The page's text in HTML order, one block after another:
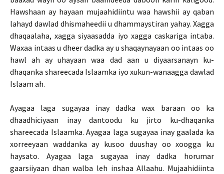
Hawshaan ay hayaan mujaahidiintu waa hawshii ay qaban
lahayd dawlad dhismaheedii u dhammaystiran yahay. Xagga
dhaqaalaha, xagga siyaasadda iyo xagga caskariga intaba.
Waxaa intaas u dheer dadka ay u shaqaynayaan oo intaas oo
hawl ah ay uhayaan waa dad aan u diyaarsanayn ku-
dhaqanka shareecada Islaamka iyo xukun-wanaagga dawlad
Islaam ah.
Ayagaa laga sugayaa inay dadka wax baraan oo ka
dhaadhiciyaan inay dantoodu ku jirto ku-dhaqanka
shareecada Islaamka. Ayagaa laga sugayaa inay gaalada ka
xorreeyaan waddanka ay kusoo duushay oo xoogga ku
haysato. Ayagaa laga sugayaa inay dadka horumar
gaarsiiyaan dhan walba leh inshaa Allaahu. Mujaahidiinta